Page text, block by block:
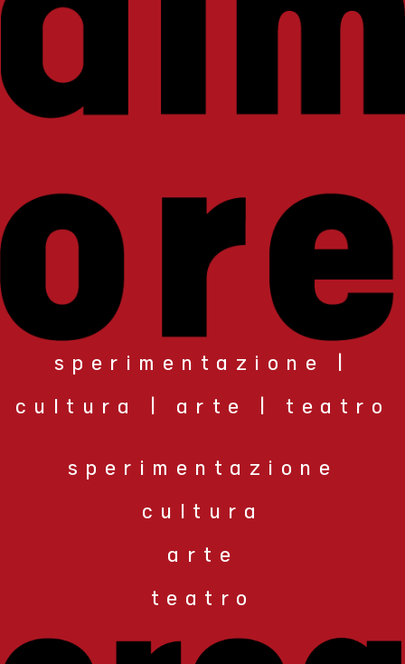
sperimentazione |
cultura | arte | teatro
sperimentazione
cultura
arte
teatro